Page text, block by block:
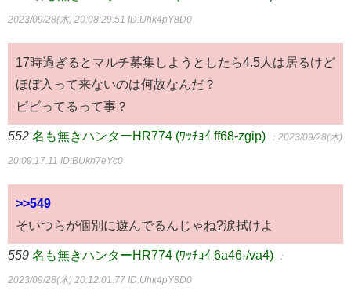
2023/09/28(木) 20:08:29.51 ID:Uhk4pY8D0
17時過ぎるとマルチ募集しようとしたら4.5人は居るけど
ほぼ入って来ないのは何故なんだ？
ビビってるって事？
552 名も無きハンターHR774 (ﾜｯﾁｮｲ ff68-zgip) ：2023/09/28(木)
20:09:17.11 ID:BUkh7eYc0
>>549
そいつらが個別に遊んでるんじゃね?涙拭けよ
559 名も無きハンターHR774 (ﾜｯﾁｮｲ 6a46-/va4) ：
2023/09/28(木) 20:12:01.77 ID:Uhk4pY8D0